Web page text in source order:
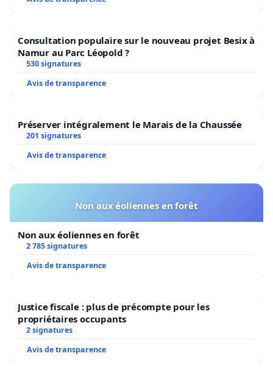
Consultation populaire sur le nouveau projet Besix à
Namur au Parc Léopold ?
530 signatures
Avis de transparence
Préserver intégralement le Marais de la Chaussée
201 signatures
Avis de transparence
Non aux éoliennes en forêt
Non aux éoliennes en forêt
2 785 signatures
Avis de transparence
Justice fiscale : plus de précompte pour les
propriétaires occupants
2 signatures
Avis de transparence